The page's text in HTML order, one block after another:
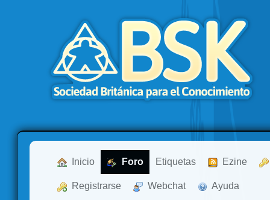
Inicio Foro Etiquetas Ezine
Registrarse Webchat Ayuda